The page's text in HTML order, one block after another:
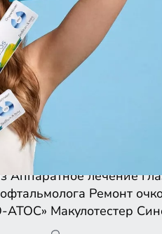
Ремонт
АТОС» Макулотестер
Аппаратное лечение
Ремонт
АТОС» Макулотестер